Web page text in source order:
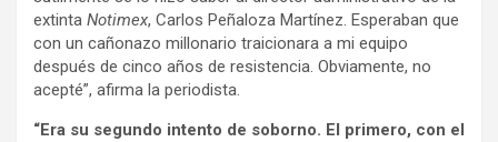
extinta Notimex, Carlos Peñaloza Martínez. Esperaban que
con un cañonazo millonario traicionara a mi equipo
después de cinco años de resistencia. Obviamente, no
acepté”, afirma la periodista.
“Era su segundo intento de soborno. El primero, con el